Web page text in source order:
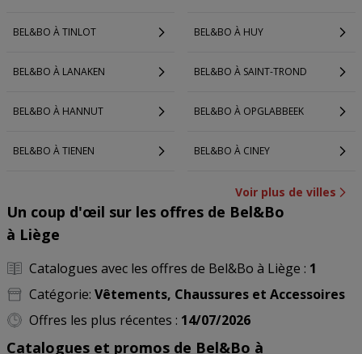
BEL&BO À TINLOT BEL&BO À HUY
BEL&BO À LANAKEN BEL&BO À SAINT-TROND
BEL&BO À HANNUT BEL&BO À OPGLABBEEK
BEL&BO À TIENEN BEL&BO À CINEY
Voir plus de villes
Un coup d'œil sur les offres de Bel&Bo
à Liège
Catalogues avec les offres de Bel&Bo à Liège : 1
Catégorie: Vêtements, Chaussures et Accessoires
Offres les plus récentes : 14/07/2026
Catalogues et promos de Bel&Bo à